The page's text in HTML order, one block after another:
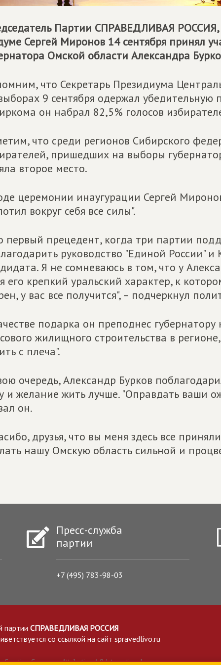
Партии СПРАВЕДЛИВАЯ РОССИЯ
Сергей Миронов 14 сентября принял
Омской области Александра
что Секретарь Президиума
9 сентября одержал
он набрал 82,5% голосов
что среди регионов Сибирского
пришедших на выборы
второе место.
церемонии инаугурации Сергей
вокруг себя все силы".
первый прецедент, когда три партии
руководство "Единой России"
Я не сомневаюсь в том, что у
его крепкий уральский характер, к
у вас все получится", – подчеркнул
подарка он преподнес
жилищного строительства в
с плеча".
очередь, Александр Бурков
и желание жить лучше. "Оправдать ваши
он.
друзья, что вы меня здесь все
нашу Омскую область сильной и
Пресс-служба
партии
+7 (495) 783-98-03
партии СПРАВЕДЛИВАЯ РОССИЯ
со ссылкой на сайт spravedlivo.ru
Creative Commons Attribution 4.0 International